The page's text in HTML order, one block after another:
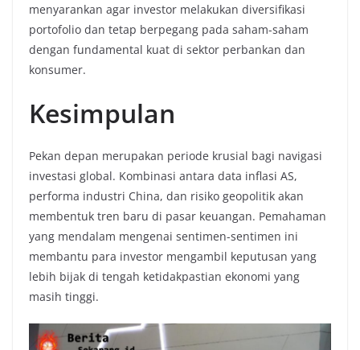
menyarankan agar investor melakukan diversifikasi
portofolio dan tetap berpegang pada saham-saham
dengan fundamental kuat di sektor perbankan dan
konsumer.
Kesimpulan
Pekan depan merupakan periode krusial bagi navigasi
investasi global. Kombinasi antara data inflasi AS,
performa industri China, dan risiko geopolitik akan
membentuk tren baru di pasar keuangan. Pemahaman
yang mendalam mengenai sentimen-sentimen ini
membantu para investor mengambil keputusan yang
lebih bijak di tengah ketidakpastian ekonomi yang
masih tinggi.